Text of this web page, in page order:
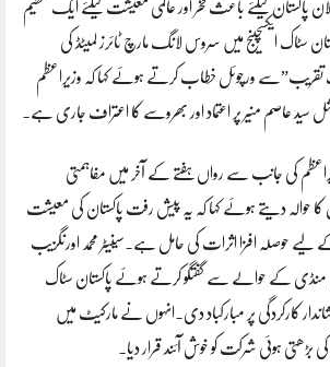
پاکستان کیلئے باعث فخر اور عالمی معیشت کیلئے ایک عظیم
سٹاک ایکسچینج میں سروس لانگ مارچ ٹائرز لمیٹڈ کی
ورچوئل خطاب کرتے ہوئے کہا کہ وزیراعظم
سید عاصم منیر پر اعتماد اور بھروسے کا اعتراف جاری ہے۔
کی جانب سے رواں ہفتے کے آخر میں مفاہمتی
کا حوالہ دیتے ہوئے کہا کہ یہ پیش رفت پاکستان کی معیشت
کے لیے حوصلہ افزا اثرات کی حامل ہے۔سینیٹر محمد اورنگزیب
منڈی کے حوالے سے گفتگو کرتے ہوئے پاکستان سٹاک
کو شاندار کارکردگی پر مبارکباد دی۔انہوں نے مارکیٹ میں
بڑھتی ہوئی شرکت کو خوش آئند قرار دیا۔